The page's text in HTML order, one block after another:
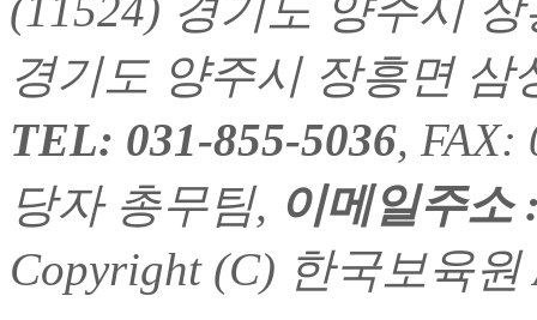
경기도 양주시 장흥면 삼
TEL: 031-855-5036, FAX:
당자 총무팀, 이메일주소
Copyright (C) 한국보육